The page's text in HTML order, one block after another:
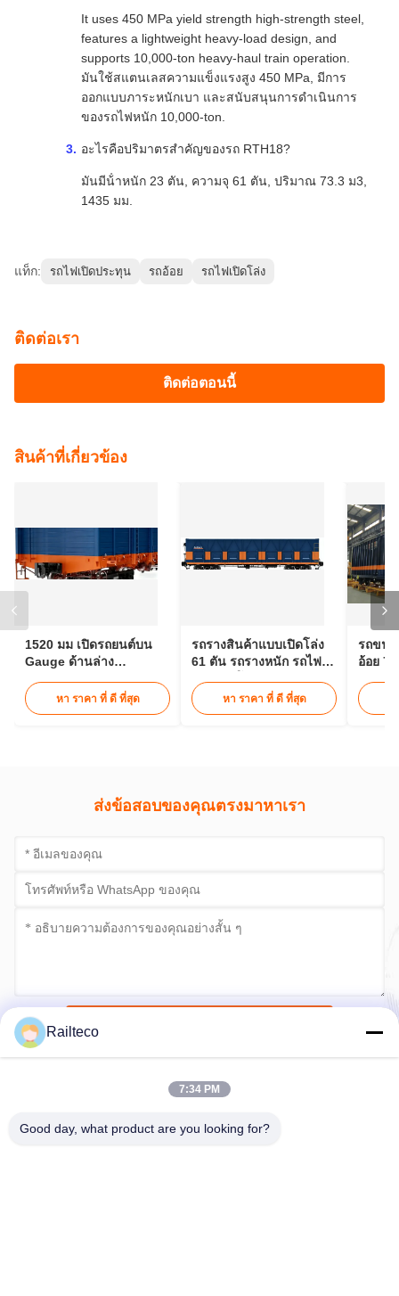
It uses 450 MPa yield strength high‐strength steel,
features a lightweight heavy‐load design, and
supports 10,000‐ton heavy‐haul train operation.
มันใช้สแตนเลสความแข็งแรงสูง 450 MPa, มีการ
ออกแบบภาระหนักเบา และสนับสนุนการดําเนินการ
ของรถไฟหนัก 10,000‐ton.
อะไรคือปริมาตรสําคัญของรถ RTH18?
มันมีน้ําหนัก 23 ตัน, ความจุ 61 ตัน, ปริมาณ 73.3 ม3,
1435 มม.
แท็ก: รถไฟเปิดประทุน รถอ้อย รถไฟเปิดโล่ง
ติดต่อเรา
ติดต่อตอนนี้
สินค้าที่เกี่ยวข้อง
1520 มม เปิดรถยนต์บน
Gauge ด้านล่าง
เปิด
หา ราคา ที่ ดี ที่สุด
รถรางสินค้าแบบเปิดโล่ง
61 ตัน รถรางหนัก รถไฟ
ลบ.ม.หา ราคา ที่ ดี ที่สุด
รถขน
อ้อย
ส่งข้อสอบของคุณตรงมาหาเรา
Railteco
7:34 PM
Good day, what product are you looking for?